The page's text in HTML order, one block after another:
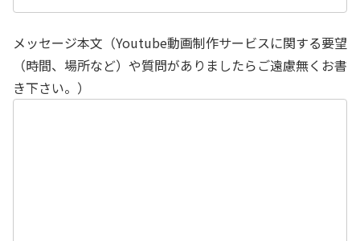
メッセージ本文（Youtube動画制作サービスに関する要望
（時間、場所など）や質問がありましたらご遠慮無くお書
き下さい。）